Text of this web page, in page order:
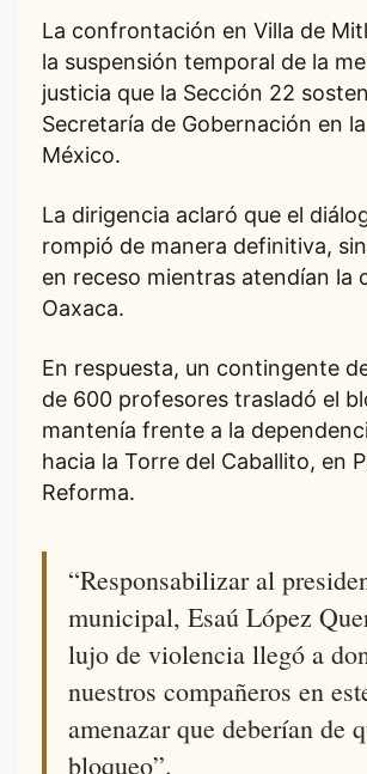
La confrontación en Villa de
la suspensión temporal de la
justicia que la Sección 22
Secretaría de Gobernación en
México.
La dirigencia aclaró que el
rompió de manera definitiva,
en receso mientras atendían la
Oaxaca.
En respuesta, un contingente
de 600 profesores trasladó el
mantenía frente a la
hacia la Torre del Caballito, en
Reforma.
“Responsabilizar al
municipal, Esaú López
lujo de violencia llegó a
nuestros compañeros en
amenazar que deberían de
bloqueo”.